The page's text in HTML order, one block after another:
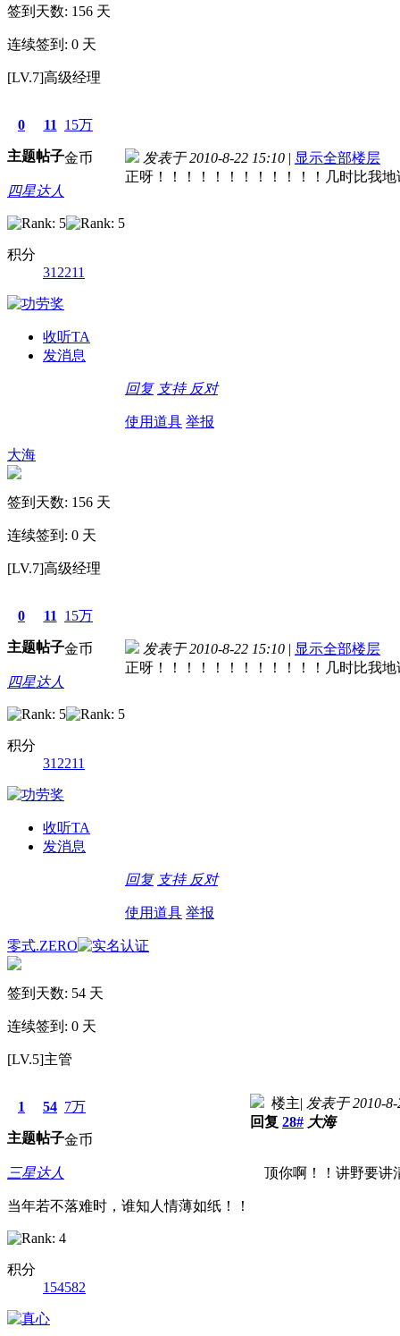
签到天数: 156 天
连续签到: 0 天
[LV.7]高级经理
0
主题
11
帖子
15万
金币
四星达人
积分
312211
收听TA
发消息
发表于 2010-8-22 15:10 | 显示全部楼层
正呀！！！！！！！！！！！！几时比我
回复 支持 反对
使用道具 举报
大海
签到天数: 156 天
连续签到: 0 天
[LV.7]高级经理
0
主题
11
帖子
15万
金币
四星达人
积分
312211
收听TA
发消息
发表于 2010-8-22 15:10 | 显示全部楼层
正呀！！！！！！！！！！！！几时比我
回复 支持 反对
使用道具 举报
零式.ZERO
签到天数: 54 天
连续签到: 0 天
[LV.5]主管
1
主题
54
帖子
7万
金币
三星达人
当年若不落难时，谁知人情薄如纸！！
积分
154582
楼主| 发表于 2010-8-
回复 28# 大海
顶你啊！！讲野要讲